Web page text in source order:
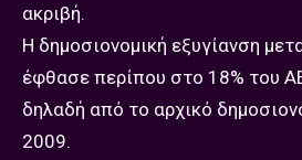
ακριβή.
Η δημοσιονομική εξυγίανση
έφθασε περίπου στο 18% του
δηλαδή από το αρχικό
2009.